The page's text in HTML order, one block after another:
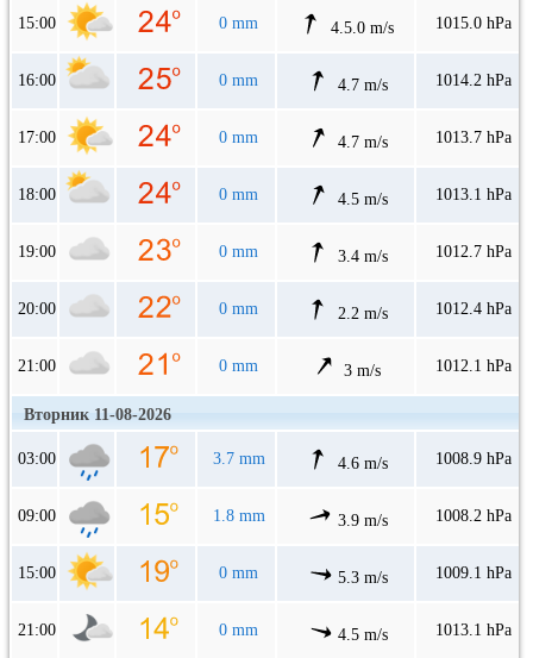
15:00 0 mm 4.5.0 m/s 1015.0 hPa
16:00 0 mm 4.7 m/s 1014.2 hPa
17:00 0 mm 4.7 m/s 1013.7 hPa
18:00 0 mm 4.5 m/s 1013.1 hPa
19:00 0 mm 3.4 m/s 1012.7 hPa
20:00 0 mm 2.2 m/s 1012.4 hPa
21:00 0 mm 3 m/s 1012.1 hPa
Вторник 11-08-2026
03:00 3.7 mm 4.6 m/s 1008.9 hPa
09:00 1.8 mm 3.9 m/s 1008.2 hPa
15:00 0 mm 5.3 m/s 1009.1 hPa
21:00 0 mm 4.5 m/s 1013.1 hPa